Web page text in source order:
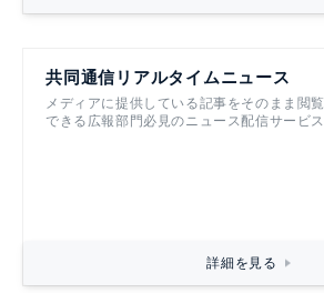
共同通信リアルタイムニュース
メディアに提供している記事をそのまま閲覧
できる広報部門必見のニュース配信サービス
詳細を見る